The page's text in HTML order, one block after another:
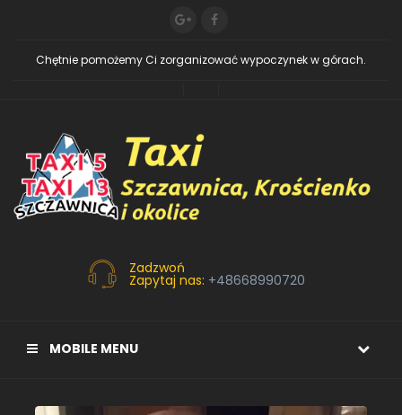
Chętnie pomożemy Ci zorganizować wypoczynek w górach.
Zadzwoń
Zapytaj nas: +48668990720
MOBILE MENU